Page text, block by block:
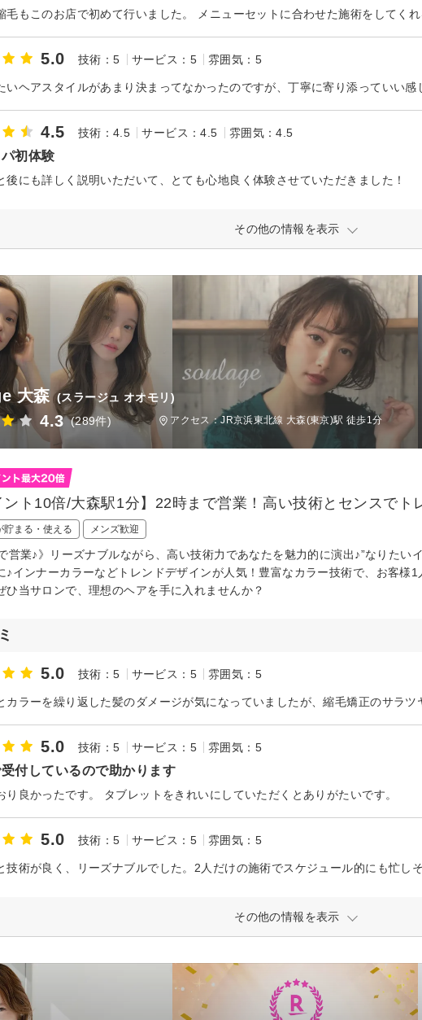
5.0 技術：5 サービス：5 雰囲気：5
4.5 技術：4.5 サービス：4.5 雰囲気：4.5
初体験
後にも詳しく説明いただいて、とても心地良く体験させていただきました！
その他の情報を表示
大森 (スラージュ オオモリ)
4.3 (289件) アクセス：JR京浜東北線 大森(東京)駅 徒歩1分
ント10倍/大森駅1分】22時まで営業！高い技術とセンスでト
貯まる・使える メンズ歓迎
営業♪》リーズナブルながら、高い技術力であなたを魅力的に演出♪”なりたい
♪インナーカラーなどトレンドデザインが人気！豊富なカラー技術で、お客様
ひ当サロンで、理想のヘアを手に入れませんか？
5.0 技術：5 サービス：5 雰囲気：5
5.0 技術：5 サービス：5 雰囲気：5
付しているので助かります
り良かったです。 タブレットをきれいにしていただくとありがたいです。
5.0 技術：5 サービス：5 雰囲気：5
技術が良く、リーズナブルでした。2人だけの施術でスケジュール的にも忙しそ
その他の情報を表示